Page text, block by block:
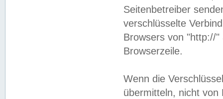
Seitenbetreiber
verschlüsselte
Browsers von "http://
Browserzeile.
Wenn die
übermitteln, nicht von